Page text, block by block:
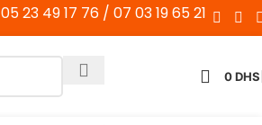
05 23 49 17 76 / 07 03 19 65 21
0DHS